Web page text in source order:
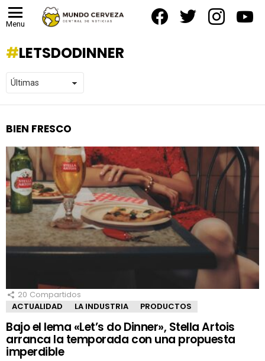
Menu
LETSDODINNER
BIEN FRESCO
20 Compartidos
ACTUALIDAD
LA INDUSTRIA PRODUCTOS
Bajo el lema «Let’s do Dinner», Stella Artois
arranca la temporada con una propuesta
imperdible